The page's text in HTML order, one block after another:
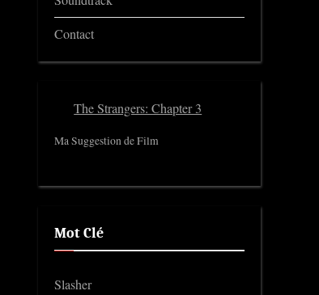
Cat’s Eye
Contact
The Strangers: Chapter 3
Ma Suggestion de Film
Mot Clé
Slasher